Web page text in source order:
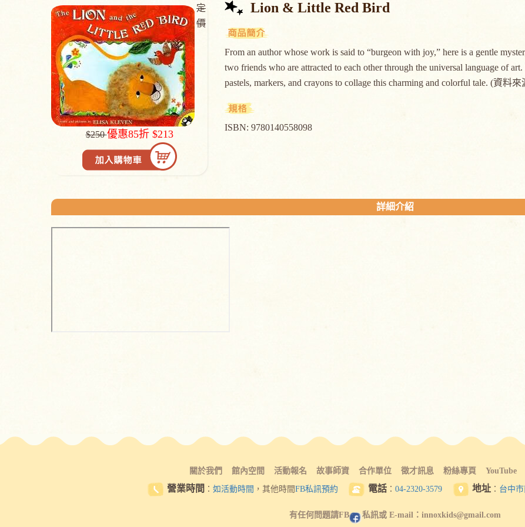
定
價
$250優惠85折 $213
Lion & Little Red Bird
From an author whose work is said to “burgeon with joy,” here is a gentle
two friends who are attracted to each other through the universal language of
pastels, markers, and crayons to collage this charming and colorful tale. (資料
ISBN: 9780140558098
詳細介紹
關於我們 館內空間 活動報名 故事師資 合作單位 徵才訊息 粉絲專頁 YouTube
營業時間 ： 如活動時間 ，其他時間FB私訊預約 電話 ： 04-2320-3579 地址 ： 台中
有任何問題請FB 私訊或 E-mail：innoxkids@gmail.com